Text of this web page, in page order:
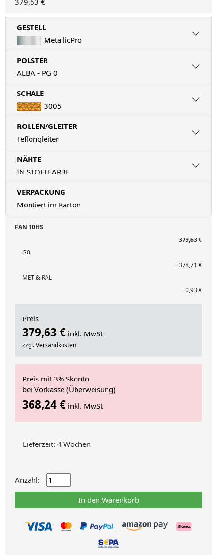
GESTELL
MetallicPro
POLSTER
ALBA - PG 0
SCHALE
3005
ROLLEN/GLEITER
Teflongleiter
NÄHTE
IN STOFFFARBE
VERPACKUNG
Montiert im Karton
FAN 10HS
379,63 €
G0
+378,71 €
MET & RAL
+0,93 €
Preis
379,63 € inkl. MwSt
zzgl. Versandkosten
Preis mit 3% Skonto
bei Vorkasse (Überweisung)
368,24 € inkl. MwSt
Lieferzeit: 4 Wochen
Anzahl:
In den Warenkorb